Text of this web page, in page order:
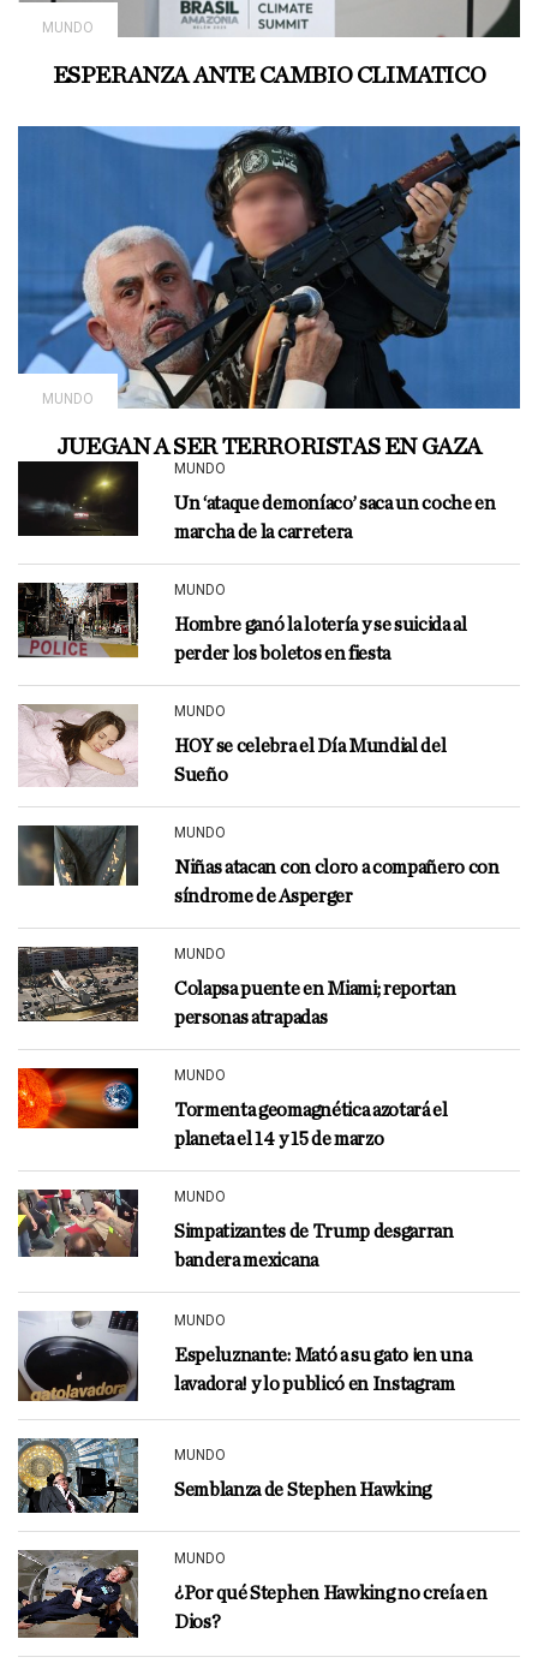
MUNDO
ESPERANZA ANTE CAMBIO CLIMATICO
MUNDO
JUEGAN A SER TERRORISTAS EN GAZA
MUNDO
Un ‘ataque demoníaco’ saca un coche en
marcha de la carretera
MUNDO
Hombre ganó la lotería y se suicida al
perder los boletos en fiesta
MUNDO
HOY se celebra el Día Mundial del
Sueño
MUNDO
Niñas atacan con cloro a compañero con
síndrome de Asperger
MUNDO
Colapsa puente en Miami; reportan
personas atrapadas
MUNDO
Tormenta geomagnética azotará el
planeta el 14 y 15 de marzo
MUNDO
Simpatizantes de Trump desgarran
bandera mexicana
MUNDO
Espeluznante: Mató a su gato ¡en una
lavadora! y lo publicó en Instagram
MUNDO
Semblanza de Stephen Hawking
MUNDO
¿Por qué Stephen Hawking no creía en
Dios?